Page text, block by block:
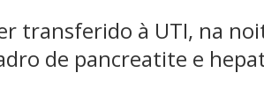
transferido à UTI, na
de pancreatite e